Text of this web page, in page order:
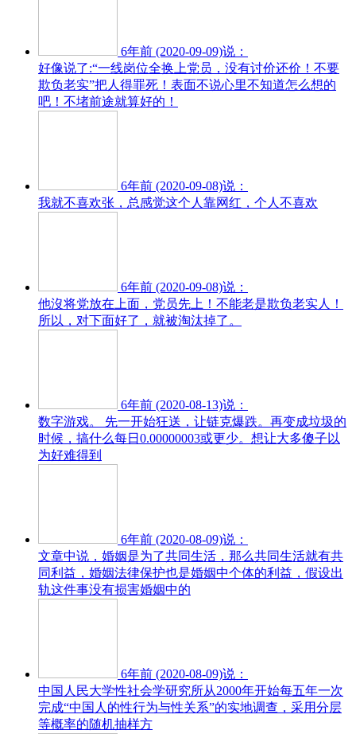
6年前 (2020-09-09)说：
好像说了:“一线岗位全换上党员，没有讨价还价！不要
欺负老实”把人得罪死！表面不说心里不知道怎么想的
吧！不堵前途就算好的！
6年前 (2020-09-08)说：
我就不喜欢张，总感觉这个人靠网红，个人不喜欢
6年前 (2020-09-08)说：
他沒将党放在上面，党员先上！不能老是欺负老实人！
所以，对下面好了，就被淘汰掉了。
6年前 (2020-08-13)说：
数字游戏。 先一开始狂送，让链克爆跌。再变成垃圾的
时候，搞什么每日0.00000003或更少。想让大多傻子以
为好难得到
6年前 (2020-08-09)说：
文章中说，婚姻是为了共同生活，那么共同生活就有共
同利益，婚姻法律保护也是婚姻中个体的利益，假设出
轨这件事没有损害婚姻中的
6年前 (2020-08-09)说：
中国人民大学性社会学研究所从2000年开始每五年一次
完成“中国人的性行为与性关系”的实地调查，采用分层
等概率的随机抽样方